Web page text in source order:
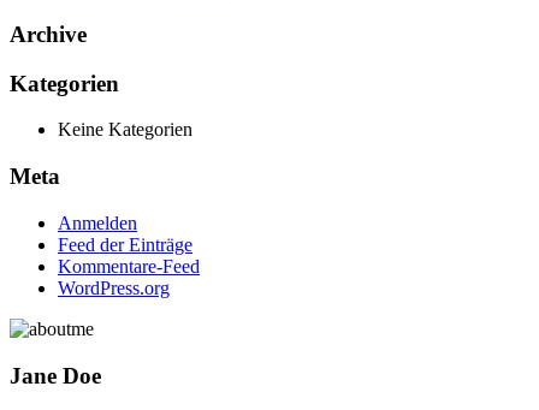
Archive
Kategorien
Keine Kategorien
Meta
Anmelden
Feed der Einträge
Kommentare-Feed
WordPress.org
Jane Doe